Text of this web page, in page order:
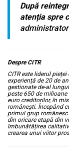
După
atenția spre
Despre CITR
CITR este liderul
experiență de 20 de
gestionate de-al
peste 650 de
euro creditorilor, în
românești. Începând
primul grup
din oricare etapă din
îmbunătățirea
crearea unui viitor